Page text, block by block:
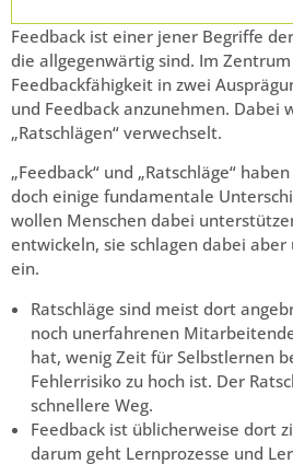
Feedback ist einer jener Begriffe
die allgegenwärtig sind. Im
Feedbackfähigkeit in zwei
und Feedback anzunehmen. Dabei
„Ratschlägen“ verwechselt.
„Feedback“ und „Ratschläge“
doch einige fundamentale
wollen Menschen dabei
entwickeln, sie schlagen dabei aber
ein.
Ratschläge sind meist dort
noch unerfahrenen
hat, wenig Zeit für Selbstlernen
Fehlerrisiko zu hoch ist. Der
schnellere Weg.
Feedback ist üblicherweise dort
darum geht Lernprozesse und